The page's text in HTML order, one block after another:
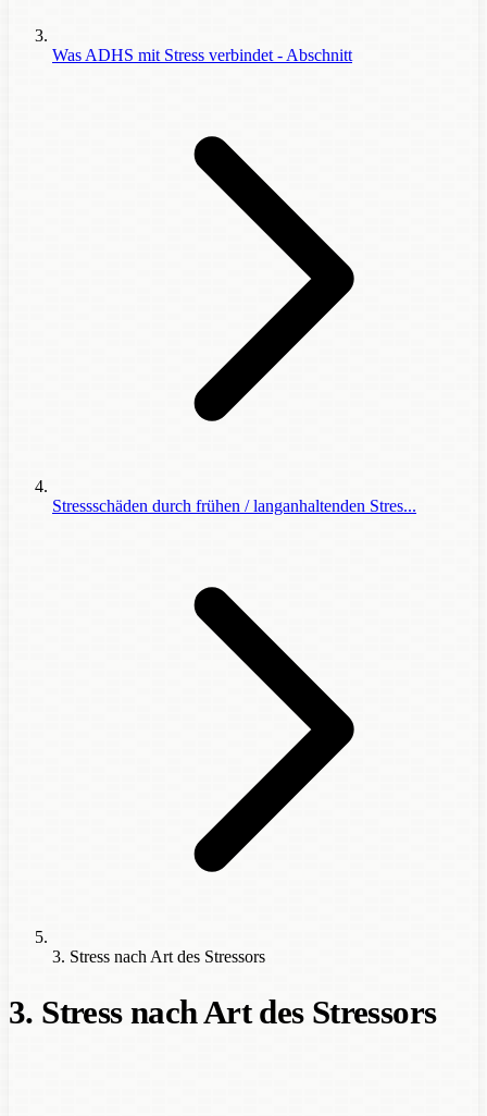
Was ADHS mit Stress verbindet - Abschnitt
Stressschäden durch frühen / langanhaltenden Stres...
3. Stress nach Art des Stressors
3. Stress nach Art des Stressors